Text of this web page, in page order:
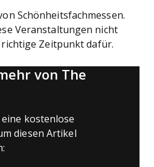
Schönheitsfachmessen.
Veranstaltungen nicht
Zeitpunkt dafür.
von The
eine kostenlose
diesen Artikel